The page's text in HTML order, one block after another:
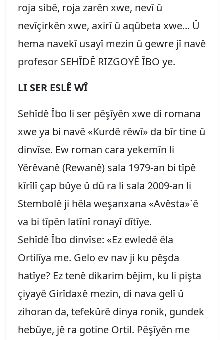
roja sibê, roja zarên xwe, nevî û
nevîçirkên xwe, axirî û aqûbeta xwe... Û
hema navekî usayî mezin û gewre jî navê
profesor SEHÎDÊ RIZGOYÊ ÎBO ye.
LI SER ESLÊ WÎ
Sehîdê Îbo li ser pêşîyên xwe di romana
xwe ya bi navê «Kurdê rêwî» da bîr tine û
dinvîse. Ew roman cara yekemîn li
Yêrêvanê (Rewanê) sala 1979-an bi tîpê
kîrîlî çap bûye û dû ra li sala 2009-an li
Stembolê ji hêla weşanxana «Avêsta»`ê
va bi tîpên latînî ronayî dîtîye.
Sehîdê Îbo dinvîse: «Ez ewledê êla
Ortilîya me. Gelo ev nav ji ku pêşda
hatîye? Ez tenê dikarim bêjim, ku li pişta
çiyayê Girîdaxê mezin, di nava gelî û
zihoran da, tefekûrê dinya ronik, gundek
hebûye, jê ra gotine Ortil. Pêşîyên me